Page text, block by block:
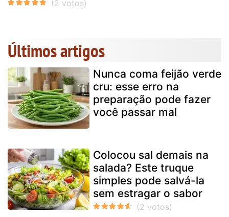
Últimos artigos
Nunca coma feijão verde
cru: esse erro na
preparação pode fazer
você passar mal
Colocou sal demais na
salada? Este truque
simples pode salvá-la
sem estragar o sabor